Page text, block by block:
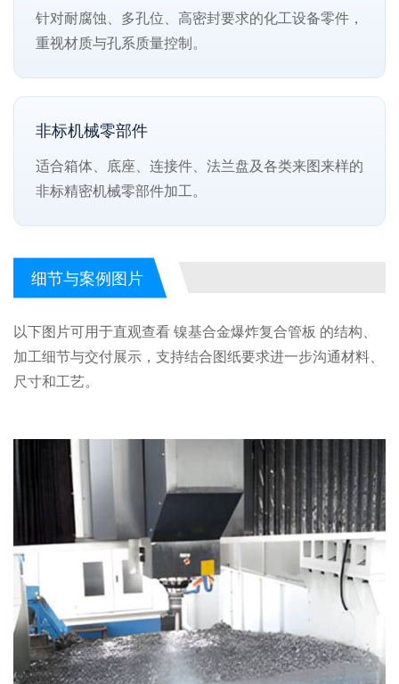
针对耐腐蚀、多孔位、高密封要求的化工设备零件，
重视材质与孔系质量控制。
非标机械零部件
适合箱体、底座、连接件、法兰盘及各类来图来样的
非标精密机械零部件加工。
细节与案例图片
以下图片可用于直观查看 镍基合金爆炸复合管板 的结构、
加工细节与交付展示，支持结合图纸要求进一步沟通材料、
尺寸和工艺。